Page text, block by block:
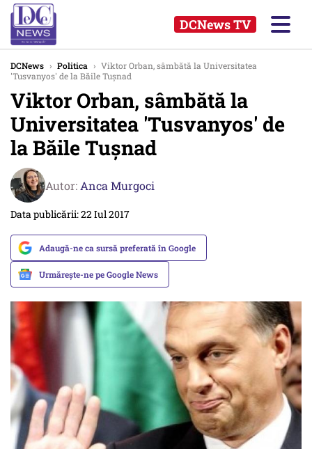
DCNews TV
DCNews › Politica › Viktor Orban, sâmbătă la Universitatea
'Tusvanyos' de la Băile Tușnad
Viktor Orban, sâmbătă la
Universitatea 'Tusvanyos' de
la Băile Tușnad
Autor: Anca Murgoci
Data publicării: 22 Iul 2017
Adaugă-ne ca sursă preferată în Google
Urmărește-ne pe Google News